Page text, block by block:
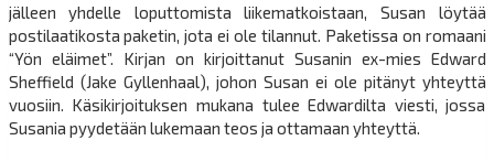
jälleen yhdelle loputtomista liikematkoistaan, Susan löytää
postilaatikosta paketin, jota ei ole tilannut. Paketissa on romaani
“Yön eläimet”. Kirjan on kirjoittanut Susanin ex-mies Edward
Sheffield (Jake Gyllenhaal), johon Susan ei ole pitänyt yhteyttä
vuosiin. Käsikirjoituksen mukana tulee Edwardilta viesti, jossa
Susania pyydetään lukemaan teos ja ottamaan yhteyttä.